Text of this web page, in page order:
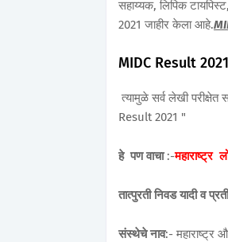
सहाय्यक, लिपिक
2021 जाहीर केला आहे.
MIDC Result 2021
त्यामुळे सर्व लेखी
Result 2021 "
हे पण वाचा:-महाराष्ट्र
तात्पुरती निवड यादी व
संस्थेचे नाव:- महाराष्ट्र